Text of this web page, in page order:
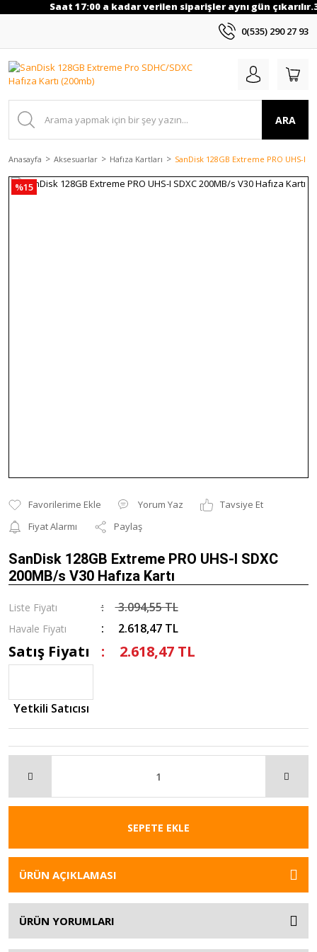
Saat 17:00 a kadar verilen siparişler aynı gün
0(535) 290 27 93
ARA
Anasayfa Aksesuarlar Hafıza Kartları SanDisk 128GB Extreme PRO UHS-I
%15
Yorum Yaz
Tavsiye Et
Fiyat Alarmı
Paylaş
SanDisk 128GB Extreme PRO UHS-I SDXC
200MB/s V30 Hafıza Kartı
Liste Fiyatı 3.094,55 TL
Havale Fiyatı 2.618,47 TL
Satış Fiyatı 2.618,47 TL
Yetkili Satıcısı
SEPETE EKLE
ÜRÜN AÇIKLAMASI
ÜRÜN YORUMLARI